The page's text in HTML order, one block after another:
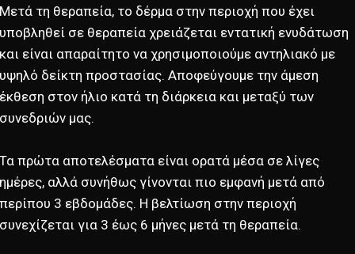
τη θεραπεία, το δέρμα στην περιοχή που έχει
σε θεραπεία χρειάζεται εντατική ενυδάτωση
είναι απαραίτητο να χρησιμοποιούμε αντηλιακό με
δείκτη προστασίας. Αποφεύγουμε την άμεση
στον ήλιο κατά τη διάρκεια και μεταξύ των
μας.
πρώτα αποτελέσματα είναι ορατά μέσα σε λίγες
αλλά συνήθως γίνονται πιο εμφανή μετά από
3 εβδομάδες. Η βελτίωση στην περιοχή
για 3 έως 6 μήνες μετά τη θεραπεία.